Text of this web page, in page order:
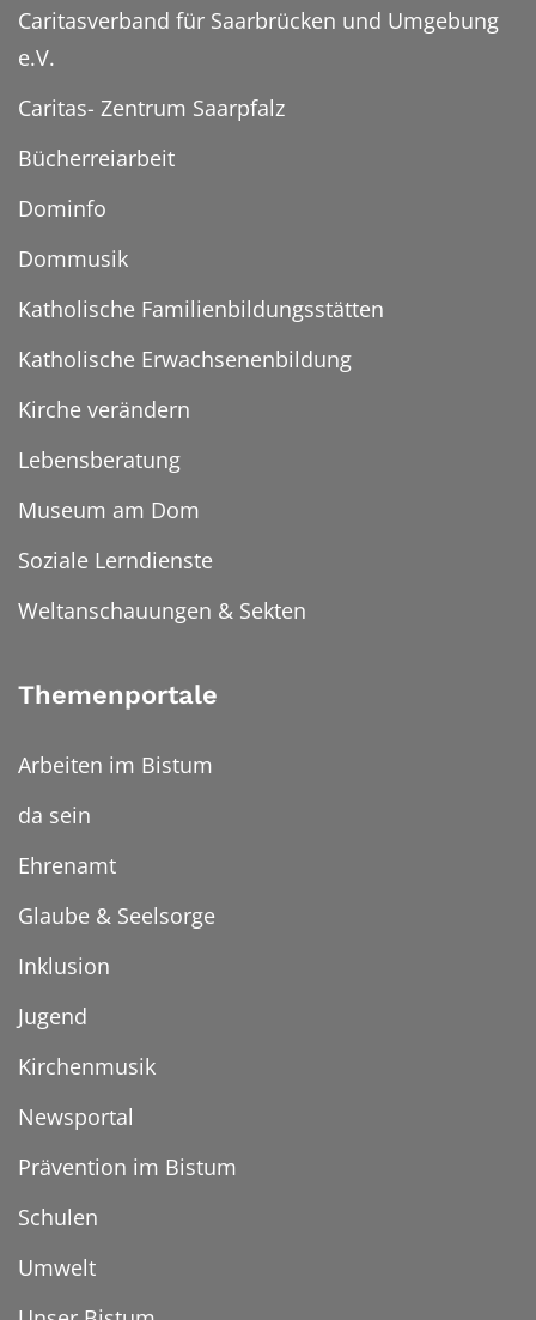
Caritasverband für Saarbrücken und Umgebung
e.V.
Caritas- Zentrum Saarpfalz
Bücherreiarbeit
Dominfo
Dommusik
Katholische Familienbildungsstätten
Katholische Erwachsenenbildung
Kirche verändern
Lebensberatung
Museum am Dom
Soziale Lerndienste
Weltanschauungen & Sekten
Themenportale
Arbeiten im Bistum
da sein
Ehrenamt
Glaube & Seelsorge
Inklusion
Jugend
Kirchenmusik
Newsportal
Prävention im Bistum
Schulen
Umwelt